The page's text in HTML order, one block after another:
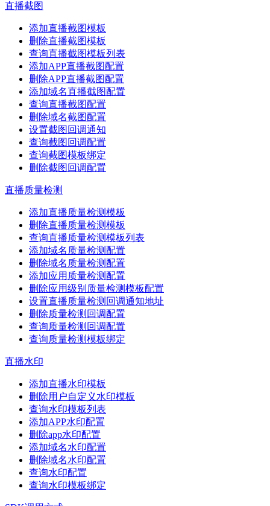
直播截图
添加直播截图模板
删除直播截图模板
查询直播截图模板列表
添加APP直播截图配置
删除APP直播截图配置
添加域名直播截图配置
查询直播截图配置
删除域名截图配置
设置截图回调通知
查询截图回调配置
查询截图模板绑定
删除截图回调配置
直播质量检测
添加直播质量检测模板
删除直播质量检测模板
查询直播质量检测模板列表
添加域名质量检测配置
删除域名质量检测配置
添加应用质量检测配置
删除应用级别质量检测模板配置
设置直播质量检测回调通知地址
删除质量检测回调配置
查询质量检测回调配置
查询质量检测模板绑定
直播水印
添加直播水印模板
删除用户自定义水印模板
查询水印模板列表
添加APP水印配置
删除app水印配置
添加域名水印配置
删除域名水印配置
查询水印配置
查询水印模板绑定